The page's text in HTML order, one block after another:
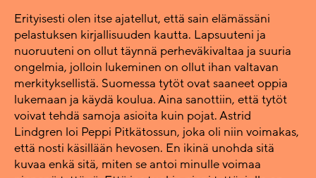
Erityisesti olen itse ajatellut, että sain elämässäni
pelastuksen kirjallisuuden kautta. Lapsuuteni ja
nuoruuteni on ollut täynnä perheväkivaltaa ja suuria
ongelmia, jolloin lukeminen on ollut ihan valtavan
merkityksellistä. Suomessa tytöt ovat saaneet oppia
lukemaan ja käydä koulua. Aina sanottiin, että tytöt
voivat tehdä samoja asioita kuin pojat. Astrid
Lindgren loi Peppi Pitkätossun, joka oli niin voimakas,
että nosti käsillään hevosen. En ikinä unohda sitä
kuvaa enkä sitä, miten se antoi minulle voimaa